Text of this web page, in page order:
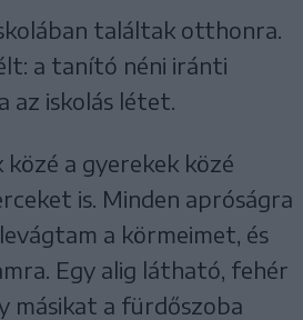
találtak otthonra.
a tanító néni iránti
iskolás létet.
a gyerekek közé
is. Minden apróságra
a körmeimet, és
Egy alig látható, fehér
másikat a fürdőszoba